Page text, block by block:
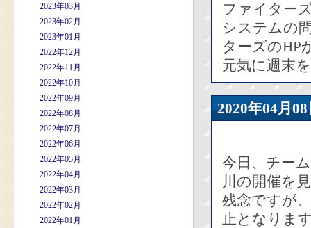
2023年03月
2023年02月
2023年01月
2022年12月
2022年11月
2022年10月
2022年09月
2022年08月
2022年07月
2022年06月
2022年05月
2022年04月
2022年03月
2022年02月
2022年01月
ファイター
システムの
ターズのHP
元気に週末
2020年04
今日、チー
川の開催を
残念ですが
止となりま